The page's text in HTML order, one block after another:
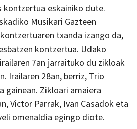
kontzertua eskainiko dute.
Musikari Gazteen
txanda izango da,
kontzertua. Udako
7an jarraituko du zikloak
Irailaren 28an, berriz, Trio
gainean. Zikloari amaiera
Victor Parrak, Ivan Casadok eta
omenaldia egingo diote.